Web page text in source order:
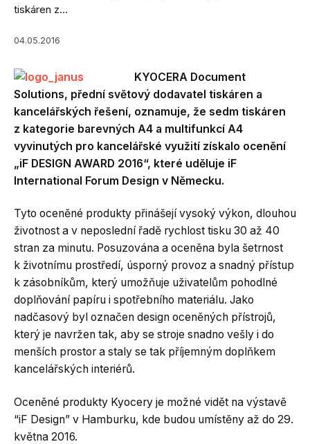
tiskáren z...
04.05.2016
KYOCERA Document
Solutions, přední světový dodavatel tiskáren a
kancelářských řešení, oznamuje, že sedm tiskáren
z kategorie barevných A4 a multifunkcí A4
vyvinutých pro kancelářské využití získalo ocenění
„iF DESIGN AWARD 2016“, které uděluje iF
International Forum Design v Německu.
Tyto oceněné produkty přinášejí vysoký výkon, dlouhou
životnost a v neposlední řadě rychlost tisku 30 až 40
stran za minutu. Posuzována a oceněna byla šetrnost
k životnímu prostředí, úsporný provoz a snadný přístup
k zásobníkům, který umožňuje uživatelům pohodlné
doplňování papíru i spotřebního materiálu. Jako
nadčasový byl označen design oceněných přístrojů,
který je navržen tak, aby se stroje snadno vešly i do
menších prostor a staly se tak příjemným doplňkem
kancelářských interiérů.
Oceněné produkty Kyocery je možné vidět na výstavě
“iF Design” v Hamburku, kde budou umístěny až do 29.
května 2016.